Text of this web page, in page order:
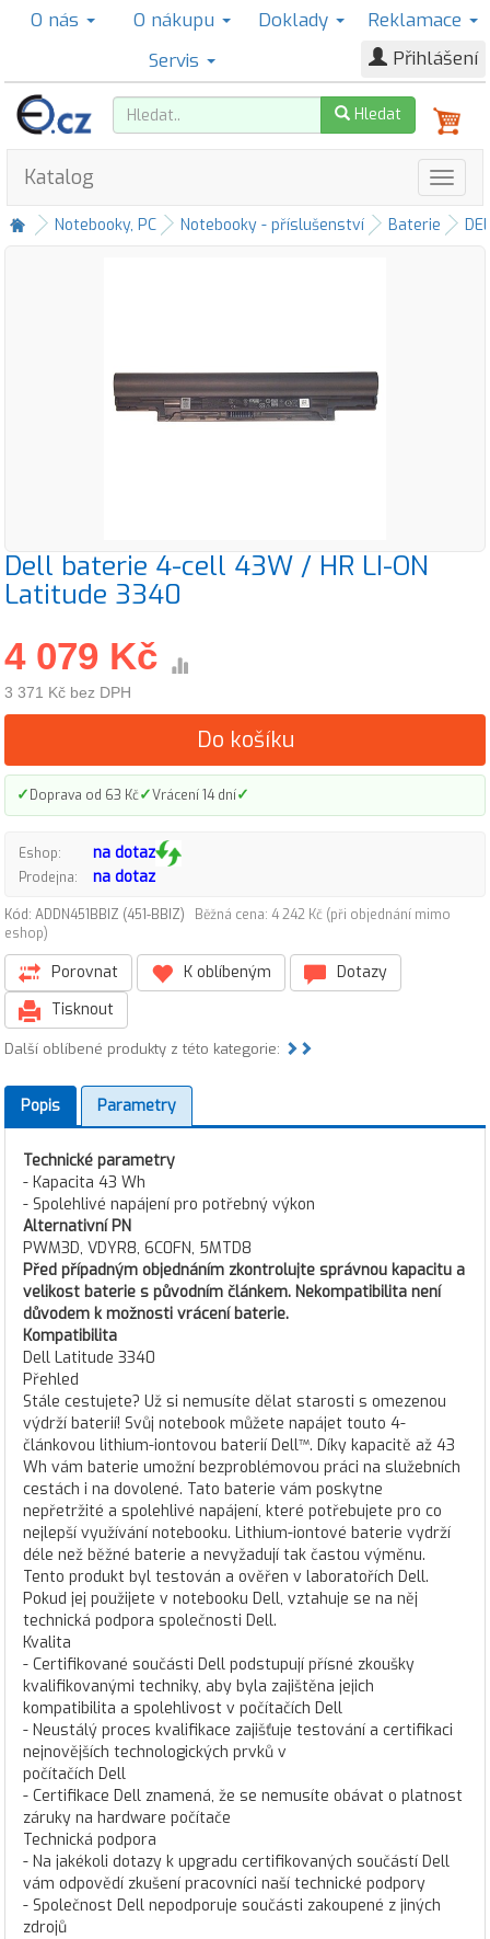
O nás O nákupu Doklady
Reklamace
Servis
Přihlášení
Hledat
Katalog
Notebooky, PC Notebooky - příslušenství Baterie
Dell baterie 4-cell 43W / HR LI-ON
Latitude 3340
4 079 Kč
3 371 Kč bez DPH
Do košíku
✓Doprava od 63 Kč✓Vrácení 14 dní✓
Eshop: na dotaz
Prodejna: na dotaz
Kód: ADDN451BBIZ (451-BBIZ)
Běžná cena: 4 242 Kč (při objednání mimo
eshop)
Porovnat K oblíbeným
Dotazy
Tisknout
Další oblíbené produkty z této kategorie:
Popis Parametry
Technické parametry
- Kapacita 43 Wh
- Spolehlivé napájení pro potřebný výkon
Alternativní PN
PWM3D, VDYR8, 6C0FN, 5MTD8
Před případným objednáním zkontrolujte správnou kapacitu a
velikost baterie s původním článkem. Nekompatibilita není
důvodem k možnosti vrácení baterie.
Kompatibilita
Dell Latitude 3340
Přehled
Stále cestujete? Už si nemusíte dělat starosti s omezenou
výdrží baterií! Svůj notebook můžete napájet touto 4-
článkovou lithium-iontovou baterií Dell™. Díky kapacitě až 43
Wh vám baterie umožní bezproblémovou práci na služebních
cestách i na dovolené. Tato baterie vám poskytne
nepřetržité a spolehlivé napájení, které potřebujete pro co
nejlepší využívání notebooku. Lithium-iontové baterie vydrží
déle než běžné baterie a nevyžadují tak častou výměnu.
Tento produkt byl testován a ověřen v laboratořích Dell.
Pokud jej použijete v notebooku Dell, vztahuje se na něj
technická podpora společnosti Dell.
Kvalita
- Certifikované součásti Dell podstupují přísné zkoušky
kvalifikovanými techniky, aby byla zajištěna jejich
kompatibilita a spolehlivost v počítačích Dell
- Neustálý proces kvalifikace zajišťuje testování a certifikaci
nejnovějších technologických prvků v
počítačích Dell
- Certifikace Dell znamená, že se nemusíte obávat o platnost
záruky na hardware počítače
Technická podpora
- Na jakékoli dotazy k upgradu certifikovaných součástí Dell
vám odpovědí zkušení pracovníci naší technické podpory
- Společnost Dell nepodporuje součásti zakoupené z jiných
zdrojů